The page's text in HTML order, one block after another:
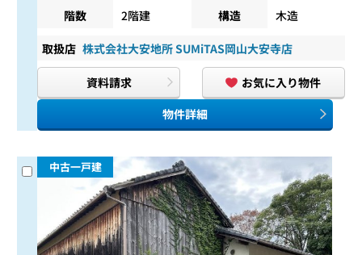
階数
2階建 構造 木造
取扱店 株式会社大安地所 SUMiTAS岡山大安寺店
資料請求
お気に入り物件
物件詳細
中古一戸建